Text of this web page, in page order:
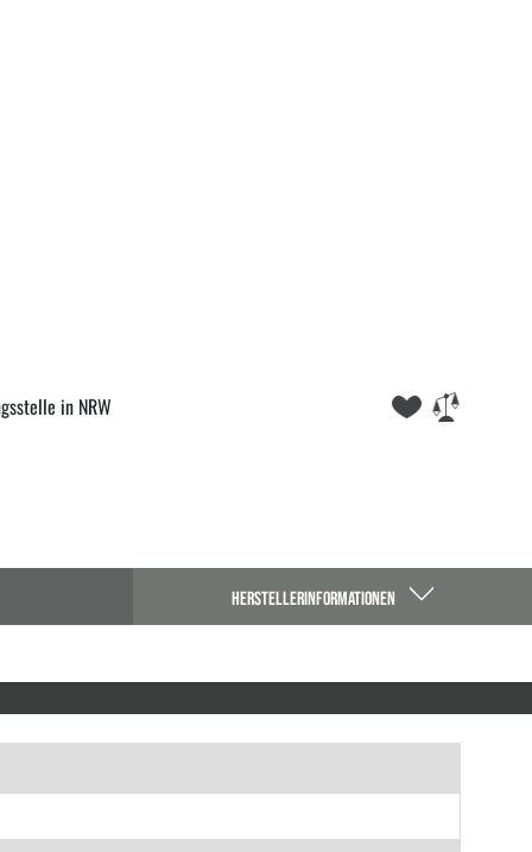
in NRW
HERSTELLERINFORMATIONEN